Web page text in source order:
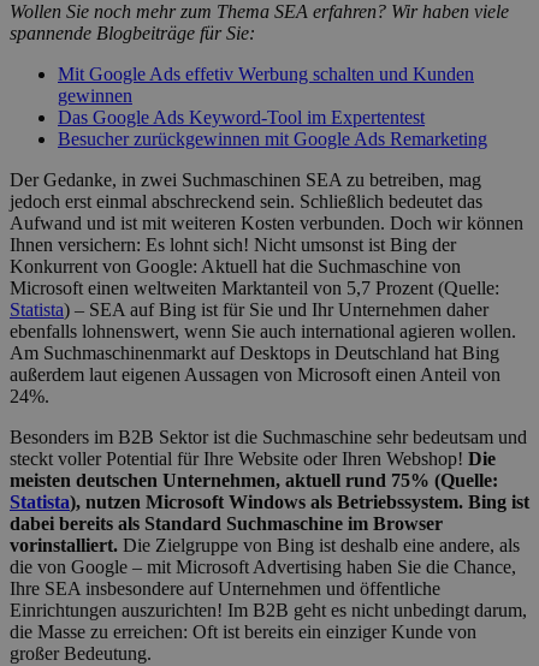
Wollen Sie noch mehr zum Thema SEA erfahren? Wir haben viele
spannende Blogbeiträge für Sie:
Mit Google Ads effetiv Werbung schalten und Kunden
gewinnen
Das Google Ads Keyword-Tool im Expertentest
Besucher zurückgewinnen mit Google Ads Remarketing
Der Gedanke, in zwei Suchmaschinen SEA zu betreiben, mag
jedoch erst einmal abschreckend sein. Schließlich bedeutet das
Aufwand und ist mit weiteren Kosten verbunden. Doch wir können
Ihnen versichern: Es lohnt sich! Nicht umsonst ist Bing der
Konkurrent von Google: Aktuell hat die Suchmaschine von
Microsoft einen weltweiten Marktanteil von 5,7 Prozent (Quelle:
Statista) – SEA auf Bing ist für Sie und Ihr Unternehmen daher
ebenfalls lohnenswert, wenn Sie auch international agieren wollen.
Am Suchmaschinenmarkt auf Desktops in Deutschland hat Bing
außerdem laut eigenen Aussagen von Microsoft einen Anteil von
24%.
Besonders im B2B Sektor ist die Suchmaschine sehr bedeutsam und
steckt voller Potential für Ihre Website oder Ihren Webshop! Die
meisten deutschen Unternehmen, aktuell rund 75% (Quelle:
Statista), nutzen Microsoft Windows als Betriebssystem. Bing ist
dabei bereits als Standard Suchmaschine im Browser
vorinstalliert. Die Zielgruppe von Bing ist deshalb eine andere, als
die von Google – mit Microsoft Advertising haben Sie die Chance,
Ihre SEA insbesondere auf Unternehmen und öffentliche
Einrichtungen auszurichten! Im B2B geht es nicht unbedingt darum,
die Masse zu erreichen: Oft ist bereits ein einziger Kunde von
großer Bedeutung.